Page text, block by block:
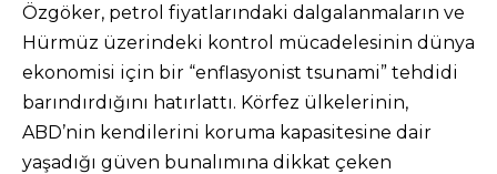
Özgöker, petrol fiyatlarındaki dalgalanmaların ve
Hürmüz üzerindeki kontrol mücadelesinin dünya
ekonomisi için bir “enflasyonist tsunami” tehdidi
barındırdığını hatırlattı. Körfez ülkelerinin,
ABD’nin kendilerini koruma kapasitesine dair
yaşadığı güven bunalımına dikkat çeken